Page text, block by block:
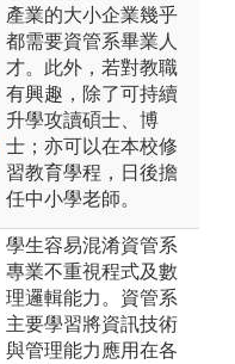
產業的大小企業幾乎
都需要資管系畢業人
才。此外，若對教職
有興趣，除了可持續
升學攻讀碩士、博
士；亦可以在本校修
習教育學程，日後擔
任中小學老師。
學生容易混淆資管系
專業不重視程式及數
理邏輯能力。資管系
主要學習將資訊技術
與管理能力應用在各